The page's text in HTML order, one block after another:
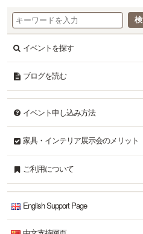
イベントを探す
ブログを読む
イベント申し込み方法
家具・インテリア展示会のメリット
ご利用について
English Support Page